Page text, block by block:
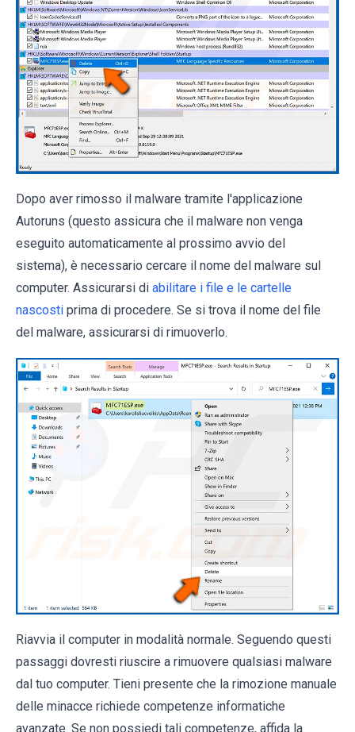
Dopo aver rimosso il malware tramite l'applicazione
Autoruns (questo assicura che il malware non venga
eseguito automaticamente al prossimo avvio del
sistema), è necessario cercare il nome del malware sul
computer. Assicurarsi di abilitare i file e le cartelle
nascosti prima di procedere. Se si trova il nome del file
del malware, assicurarsi di rimuoverlo.
Riavvia il computer in modalità normale. Seguendo questi
passaggi dovresti riuscire a rimuovere qualsiasi malware
dal tuo computer. Tieni presente che la rimozione manuale
delle minacce richiede competenze informatiche
avanzate. Se non possiedi tali competenze, affida la